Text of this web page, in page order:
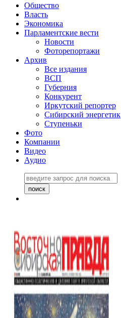
Общество
Власть
Экономика
Парламентские вести
Новости
Фоторепортажи
Архив
Все издания
ВСП
Губерния
Конкурент
Иркутский репортер
Сибирский энергетик
Ступеньки
Фото
Компании
Видео
Аудио